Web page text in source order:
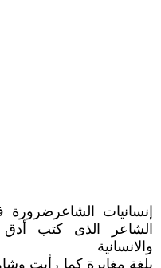
إنسانيات الشاعرضرورة
الشاعر الذى كتب أدق
والانسانية
بلغة مغايرة كما رأيت